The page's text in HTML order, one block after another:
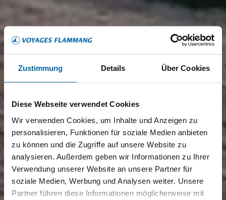
Zustimmung Details Über Cookies
Diese Webseite verwendet Cookies
Wir verwenden Cookies, um Inhalte und Anzeigen zu
personalisieren, Funktionen für soziale Medien anbieten
zu können und die Zugriffe auf unsere Website zu
analysieren. Außerdem geben wir Informationen zu Ihrer
Verwendung unserer Website an unsere Partner für
soziale Medien, Werbung und Analysen weiter. Unsere
Partner führen diese Informationen möglicherweise mit